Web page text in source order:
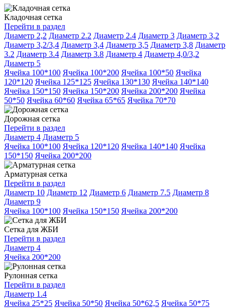
Кладочная сетка
Перейти в раздел
Диаметр 2,2 Диаметр 2.2 Диаметр 2.4 Диаметр 3 Диаметр 3,2
Диаметр 3,2/3,4 Диаметр 3,4 Диаметр 3,5 Диаметр 3,8 Диаметр
3.2 Диаметр 3.4 Диаметр 3.8 Диаметр 4 Диаметр 4,0/3,2
Диаметр 5
Ячейка 100*100 Ячейка 100*200 Ячейка 100*50 Ячейка
120*120 Ячейка 125*125 Ячейка 130*130 Ячейка 140*140
Ячейка 150*150 Ячейка 150*200 Ячейка 200*200 Ячейка
50*50 Ячейка 60*60 Ячейка 65*65 Ячейка 70*70
Дорожная сетка
Перейти в раздел
Диаметр 4 Диаметр 5
Ячейка 100*100 Ячейка 120*120 Ячейка 140*140 Ячейка
150*150 Ячейка 200*200
Арматурная сетка
Перейти в раздел
Диаметр 10 Диаметр 12 Диаметр 6 Диаметр 7.5 Диаметр 8
Диаметр 9
Ячейка 100*100 Ячейка 150*150 Ячейка 200*200
Сетка для ЖБИ
Перейти в раздел
Диаметр 4
Ячейка 200*200
Рулонная сетка
Перейти в раздел
Диаметр 1.4
Ячейка 25*25 Ячейка 50*50 Ячейка 50*62,5 Ячейка 50*75